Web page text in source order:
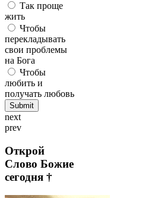
Так проще
жить
Чтобы
перекладывать
свои проблемы
на Бога
Чтобы
любить и
получать любовь
next
prev
Открой
Слово Божие
сегодня †